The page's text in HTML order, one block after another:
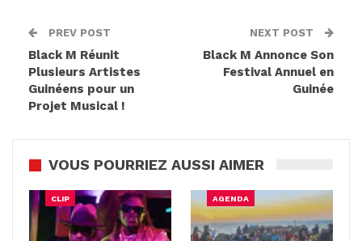
PREV POST
Black M Réunit
Plusieurs Artistes
Guinéens pour un
Projet Musical !
NEXT POST
Black M Annonce Son
Festival Annuel en
Guinée
VOUS POURRIEZ AUSSI AIMER
CLIP AGENDA